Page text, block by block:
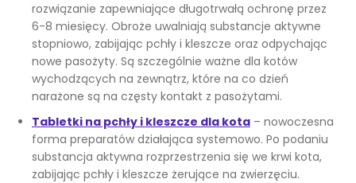
rozwiązanie zapewniające długotrwałą ochronę przez
6-8 miesięcy. Obroże uwalniają substancje aktywne
stopniowo, zabijając pchły i kleszcze oraz odpychając
nowe pasożyty. Są szczególnie ważne dla kotów
wychodzących na zewnątrz, które na co dzień
narażone są na częsty kontakt z pasożytami.
Tabletki na pchły i kleszcze dla kota – nowoczesna
forma preparatów działająca systemowo. Po podaniu
substancja aktywna rozprzestrzenia się we krwi kota,
zabijając pchły i kleszcze żerujące na zwierzęciu.